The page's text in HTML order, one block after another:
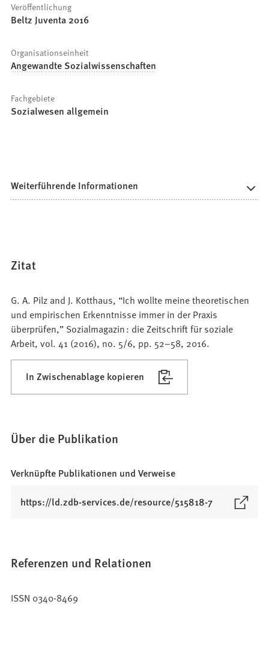
Veröffentlichung
Beltz Juventa 2016
Organisationseinheit
Angewandte Sozialwissenschaften
Fachgebiete
Sozialwesen allgemein
Weiterführende Informationen
Zitat
G. A. Pilz and J. Kotthaus, “Ich wollte meine theoretischen
und empirischen Erkenntnisse immer in der Praxis
überprüfen,” Sozialmagazin : die Zeitschrift für soziale
Arbeit, vol. 41 (2016), no. 5/6, pp. 52–58, 2016.
In Zwischenablage kopieren
Über die Publikation
Verknüpfte Publikationen und Verweise
https://ld.zdb-services.de/resource/515818-7
n
i
Referenzen und Relationen
ISSN 0340-8469